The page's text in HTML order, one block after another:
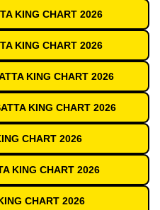
KING CHART 2026
KING CHART 2026
KING CHART 2026
KING CHART 2026
CHART 2026
KING CHART 2026
CHART 2026